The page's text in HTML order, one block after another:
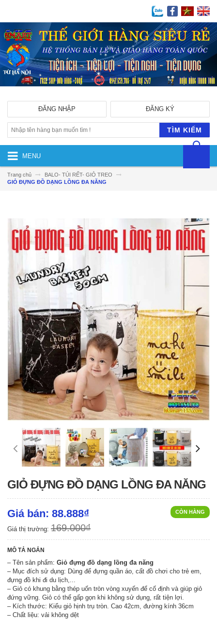
ĐĂNG KÝ
ĐĂNG NHẬP
TÌM KIẾM
MENU
Trang chủ
BALO- TÚI RẾT- GIỎ TREO
GIỎ ĐỰNG ĐỒ DẠNG LỒNG ĐA NĂNG
GIỎ ĐỰNG ĐỒ DẠNG LỒNG ĐA NĂNG
CÒN HÀNG
Giá bán: 88.888₫
Giá thị trường: 169.000₫
MÔ TẢ NGẮN
– Tên sản phẩm: Giỏ đựng đồ dạng lồng đa năng
– Mục đích sử dụng: Dùng để đựng quần áo, cất đồ chơi cho trẻ em,
đựng đồ khi đi du lịch,...
– Giỏ có khung bằng thép uốn tròn vòng xuyến để cố định và giúp giỏ
đứng vững. Giỏ có thể gấp gọn khi không sử dụng, rất tiện lợi.
– Kích thước: Kiểu giỏ hịnh trụ tròn. Cao 42cm, đường kính 36cm
– Chất liệu: vải không dệt